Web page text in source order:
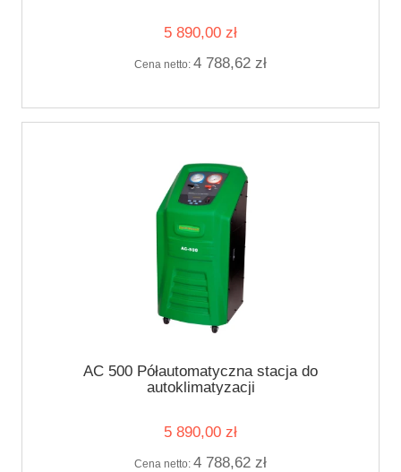
5 890,00 zł
Cena netto: 4 788,62 zł
AC 500 Półautomatyczna stacja do
autoklimatyzacji
5 890,00 zł
Cena netto: 4 788,62 zł